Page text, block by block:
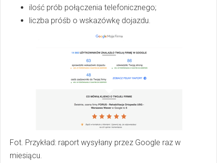
ilość prób połączenia telefonicznego;
liczba próśb o wskazówkę dojazdu.
Fot. Przykład: raport wysyłany przez Google raz w
miesiącu.